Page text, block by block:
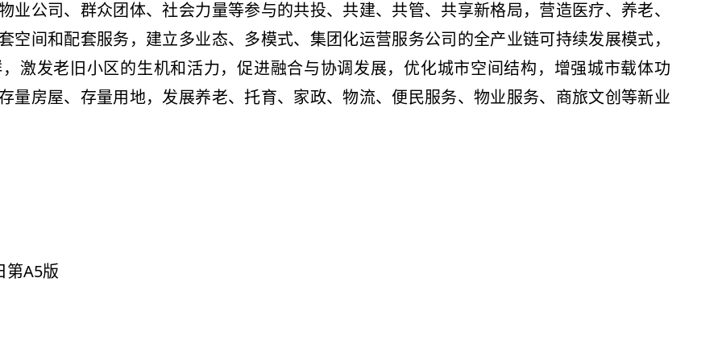
业公司、群众团体、社会力量等参与的共投、共建、共管、共享新格局，营造医疗、养老、
空间和配套服务，建立多业态、多模式、集团化运营服务公司的全产业链可持续发展模式，
激发老旧小区的生机和活力，促进融合与协调发展，优化城市空间结构，增强城市载体功
量房屋、存量用地，发展养老、托育、家政、物流、便民服务、物业服务、商旅文创等新业
第A5版